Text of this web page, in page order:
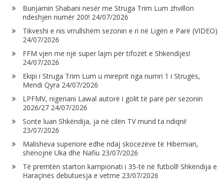
Bunjamin Shabani nesër me Struga Trim Lum zhvillon
ndeshjen numër 200! 24/07/2026
Tikveshi e nis vrrullshëm sezonin e ri në Ligën e Parë (VIDEO)
24/07/2026
FFM vjen me një super lajm për tifozët e Shkëndijës!
24/07/2026
Ekipi i Struga Trim Lum u mirëprit nga numri 1 i Strugës,
Mendi Qyra 24/07/2026
LPFMV, nigeriani Lawal autorë i golit të parë për sezonin
2026/27 24/07/2026
Sonte luan Shkëndija, ja në cilën TV mund ta ndiqni!
23/07/2026
Malisheva superiore edhe ndaj skocezëve të Hibernian,
shënojnë Uka dhe Nafiu 23/07/2026
Të premtën starton kampionati i 35-të në futboll! Shkëndija e
Haraçinës debutuesja e vetme 23/07/2026